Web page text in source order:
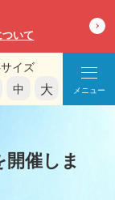
いて
イズ
中 大 メニュー
開催しま